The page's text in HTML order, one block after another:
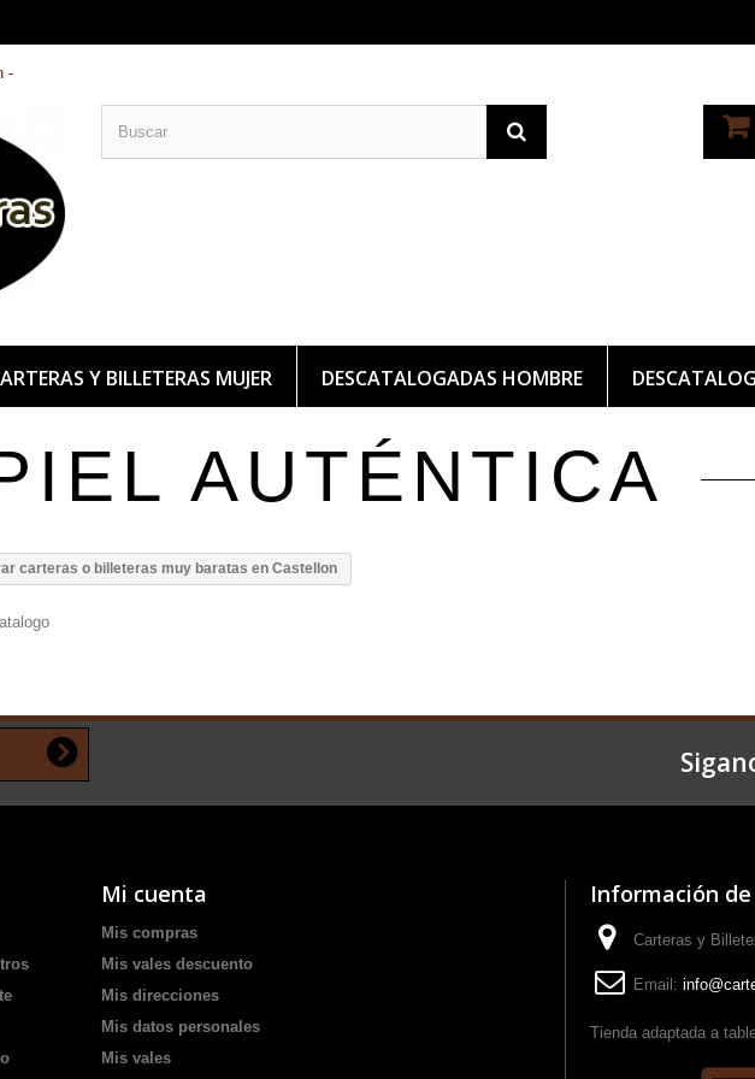
-
Y BILLETERAS MUJER DESCATALOGADAS HOMBRE
AUTÉNTICA
carteras o billeteras muy baratas en Castellon
Mi cuenta
Mis compras
Mis vales descuento
Mis direcciones
Mis datos personales
Mis vales
Información
Carteras y
Email:
Tienda adaptada a